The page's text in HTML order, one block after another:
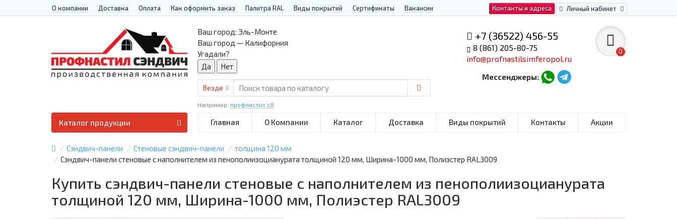
Контакты и адреса Личный кабинет
О компании Доставка Оплата Как оформить заказ Палитра RAL Виды покрытий Сертификаты Вакансии
+7 (36522) 456-55
8 (861) 205-80-75
info@profnastilsimferopol.ru
Мессенджеры:
0
Ваш город: Эль-Монте
Ваш город — Калифорния
Угадали?
Везде
Например: профнастил с8
Главная О Компании Каталог Доставка Виды покрытий Контакты Акции
Каталог продукции
Сэндвич-панели Стеновые сэндвич-панели
толщина 120 мм
Сэндвич-панели стеновые с наполнителем из пенополиизоцианурата толщиной 120 мм, Ширина-1000 мм, Полиэстер RAL3009
Купить сэндвич-панели стеновые с наполнителем из пенополиизоцианурата
толщиной 120 мм, Ширина-1000 мм, Полиэстер RAL3009